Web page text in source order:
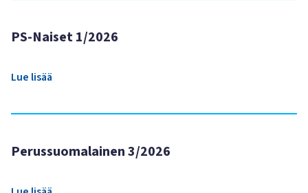
PS-Naiset 1/2026
Lue lisää
Perussuomalainen 3/2026